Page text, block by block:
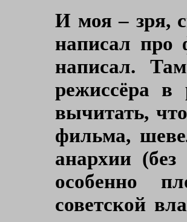
И моя – зря,
написал
написал.
режиссёра в
вычитать,
фильма,
анархии
особенно
советской